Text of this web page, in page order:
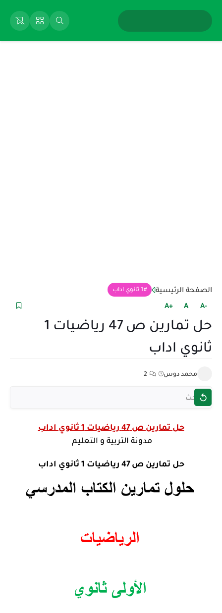
الصفحة الرئيسية 1 ثانوي اداب
+A A -A
حل تمارين ص 47 رياضيات 1
ثانوي اداب
محمد دوس 2
حل تمارين ص 47 رياضيات 1 ثانوي اداب
مدونة التربية و التعليم
حل تمارين ص 47 رياضيات 1 ثانوي اداب